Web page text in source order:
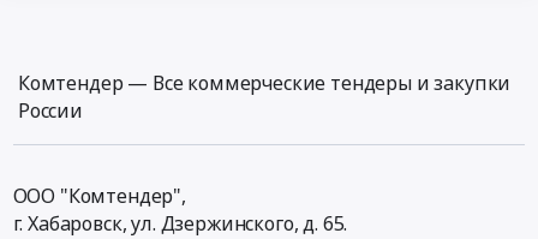
Комтендер — Все коммерческие тендеры и закупки
России
ООО "Комтендер",
г. Хабаровск,ул. Дзержинского, д. 65.